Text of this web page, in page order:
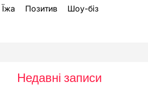
Їжа Позитив Шоу-біз
Недавні записи